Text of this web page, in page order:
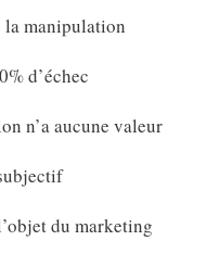
la manipulation
d’échec
n’a aucune valeur
du marketing